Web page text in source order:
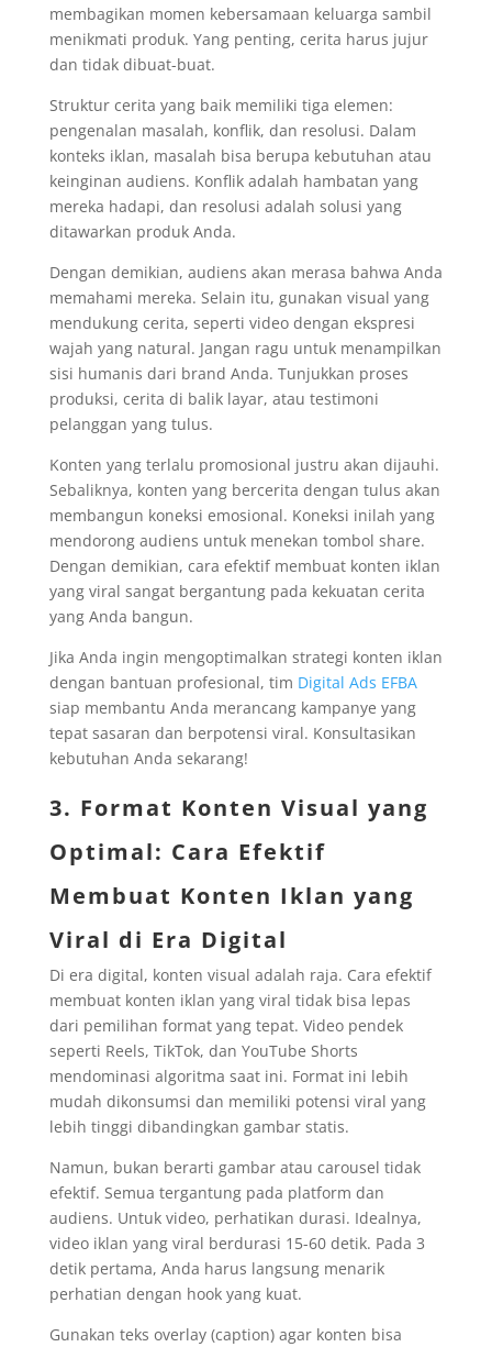
membagikan momen kebersamaan keluarga sambil
menikmati produk. Yang penting, cerita harus jujur
dan tidak dibuat-buat.
Struktur cerita yang baik memiliki tiga elemen:
pengenalan masalah, konflik, dan resolusi. Dalam
konteks iklan, masalah bisa berupa kebutuhan atau
keinginan audiens. Konflik adalah hambatan yang
mereka hadapi, dan resolusi adalah solusi yang
ditawarkan produk Anda.
Dengan demikian, audiens akan merasa bahwa Anda
memahami mereka. Selain itu, gunakan visual yang
mendukung cerita, seperti video dengan ekspresi
wajah yang natural. Jangan ragu untuk menampilkan
sisi humanis dari brand Anda. Tunjukkan proses
produksi, cerita di balik layar, atau testimoni
pelanggan yang tulus.
Konten yang terlalu promosional justru akan dijauhi.
Sebaliknya, konten yang bercerita dengan tulus akan
membangun koneksi emosional. Koneksi inilah yang
mendorong audiens untuk menekan tombol share.
Dengan demikian, cara efektif membuat konten iklan
yang viral sangat bergantung pada kekuatan cerita
yang Anda bangun.
Jika Anda ingin mengoptimalkan strategi konten iklan
dengan bantuan profesional, tim Digital Ads EFBA
siap membantu Anda merancang kampanye yang
tepat sasaran dan berpotensi viral. Konsultasikan
kebutuhan Anda sekarang!
3. Format Konten Visual yang
Optimal: Cara Efektif
Membuat Konten Iklan yang
Viral di Era Digital
Di era digital, konten visual adalah raja. Cara efektif
membuat konten iklan yang viral tidak bisa lepas
dari pemilihan format yang tepat. Video pendek
seperti Reels, TikTok, dan YouTube Shorts
mendominasi algoritma saat ini. Format ini lebih
mudah dikonsumsi dan memiliki potensi viral yang
lebih tinggi dibandingkan gambar statis.
Namun, bukan berarti gambar atau carousel tidak
efektif. Semua tergantung pada platform dan
audiens. Untuk video, perhatikan durasi. Idealnya,
video iklan yang viral berdurasi 15-60 detik. Pada 3
detik pertama, Anda harus langsung menarik
perhatian dengan hook yang kuat.
Gunakan teks overlay (caption) agar konten bisa